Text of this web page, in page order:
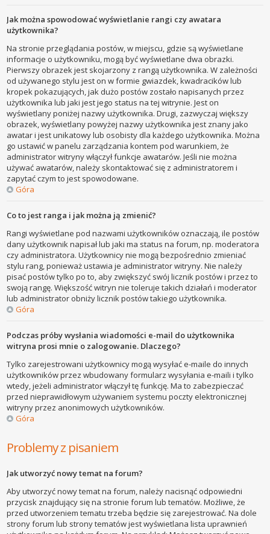
Jak można spowodować wyświetlanie rangi czy awatara
użytkownika?
Na stronie przeglądania postów, w miejscu, gdzie są wyświetlane
informacje o użytkowniku, mogą być wyświetlane dwa obrazki.
Pierwszy obrazek jest skojarzony z rangą użytkownika. W zależności
od używanego stylu jest on w formie gwiazdek, kwadracików lub
kropek pokazujących, jak dużo postów zostało napisanych przez
użytkownika lub jaki jest jego status na tej witrynie. Jest on
wyświetlany poniżej nazwy użytkownika. Drugi, zazwyczaj większy
obrazek, wyświetlany powyżej nazwy użytkownika jest znany jako
awatar i jest unikatowy lub osobisty dla każdego użytkownika. Można
go ustawić w panelu zarządzania kontem pod warunkiem, że
administrator witryny włączył funkcje awatarów. Jeśli nie można
używać awatarów, należy skontaktować się z administratorem i
zapytać czym to jest spowodowane.
Góra
Co to jest ranga i jak można ją zmienić?
Rangi wyświetlane pod nazwami użytkowników oznaczają, ile postów
dany użytkownik napisał lub jaki ma status na forum, np. moderatora
czy administratora. Użytkownicy nie mogą bezpośrednio zmieniać
stylu rang, ponieważ ustawia je administrator witryny. Nie należy
pisać postów tylko po to, aby zwiększyć swój licznik postów i przez to
swoją rangę. Większość witryn nie toleruje takich działań i moderator
lub administrator obniży licznik postów takiego użytkownika.
Góra
Podczas próby wysłania wiadomości e-mail do użytkownika
witryna prosi mnie o zalogowanie. Dlaczego?
Tylko zarejestrowani użytkownicy mogą wysyłać e-maile do innych
użytkowników przez wbudowany formularz wysyłania e-maili i tylko
wtedy, jeżeli administrator włączył tę funkcję. Ma to zabezpieczać
przed nieprawidłowym używaniem systemu poczty elektronicznej
witryny przez anonimowych użytkowników.
Góra
Problemy z pisaniem
Jak utworzyć nowy temat na forum?
Aby utworzyć nowy temat na forum, należy nacisnąć odpowiedni
przycisk znajdujący się na stronie forum lub tematów. Możliwe, że
przed utworzeniem tematu trzeba będzie się zarejestrować. Na dole
strony forum lub strony tematów jest wyświetlana lista uprawnień